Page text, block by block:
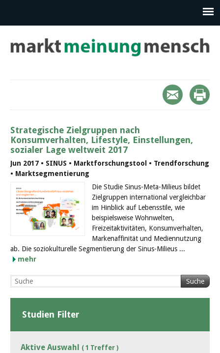
Strategische Zielgruppen nach
Konsumverhalten, Lifestyle, Einstellungen,
sozialer Lage weltweit 2017
Jun 2017 • SINUS • Marktforschungstool • Trendforschung
• Marktsegmentierung
Die Studie Sinus-Meta-Milieus bildet
Zielgruppen international vergleichbar
im Hinblick auf Lebensstile, wie
beispielsweise Wohnwelten,
Freizeitaktivitäten, Konsumverhalten,
Markenaffinität und Mediennutzung
ab. Die soziokulturelle Segmentierung der Sinus-Milieus ...
mehr
Suche
Studien Filter
Aktive Auswahl ( 1 Treffer )